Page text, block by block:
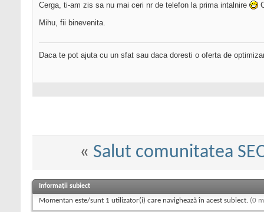
Cerga, ti-am zis sa nu mai ceri nr de telefon la prima intalnire
Mihu, fii binevenita.
Daca te pot ajuta cu un sfat sau daca doresti o oferta de
« Salut comunitatea
Informații subiect
Momentan este/sunt 1 utilizator(i) care navighează în acest subiect. (0